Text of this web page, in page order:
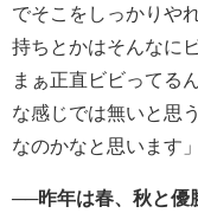
でそこをしっかりや
持ちとかはそんなに
まぁ正直ビビってる
な感じでは無いと思
なのかなと思います」
──昨年は春、秋と優